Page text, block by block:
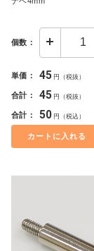
個数：
単価： 45 円（税抜）
合計： 45 円（税抜）
合計： 50 円（税込）
カートに入れる